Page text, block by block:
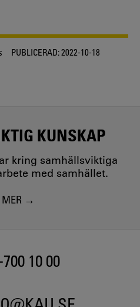
PUBLICERAD:2022-10-18
KUNSKAP
kring samhällsviktiga
med samhället.
10 00